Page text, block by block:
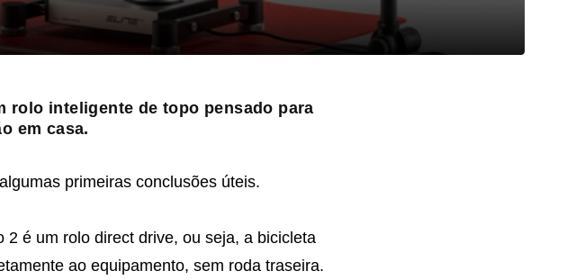
rolo inteligente de topo pensado para
em casa.
primeiras conclusões úteis.
2 é um rolo direct drive, ou seja, a bicicleta
ao equipamento, sem roda traseira.